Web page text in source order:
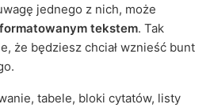
jednego z nich, może
tekstem. Tak
że będziesz chciał wznieść bunt
tabele, bloki cytatów, listy